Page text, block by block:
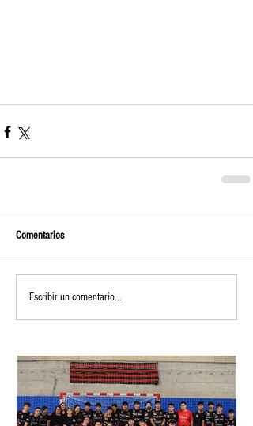
Comentarios
Escribir un comentario...